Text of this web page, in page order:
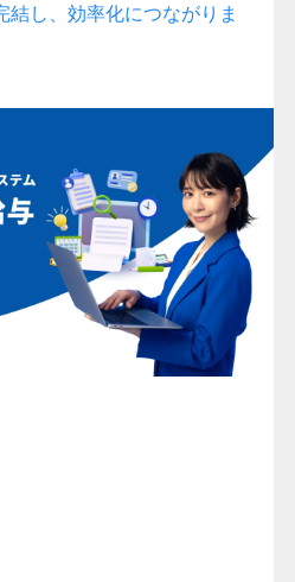
し、効率化につながりま